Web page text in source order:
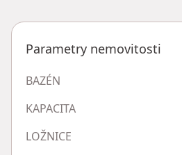
Parametry nemovitosti
BAZÉN
KAPACITA
LOŽNICE